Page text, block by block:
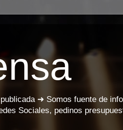
➜ Somos fuente de
Sociales, pedinos